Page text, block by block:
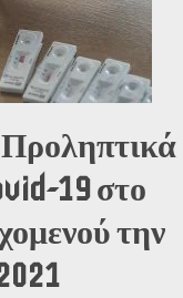
19 στο
την